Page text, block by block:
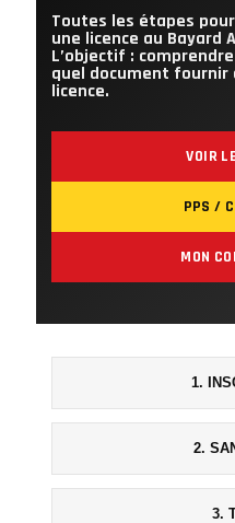
Toutes les étapes
une licence au Bayard
L’objectif :
quel document
licence.
VOIR
PPS /
MON
1.
2.
3.